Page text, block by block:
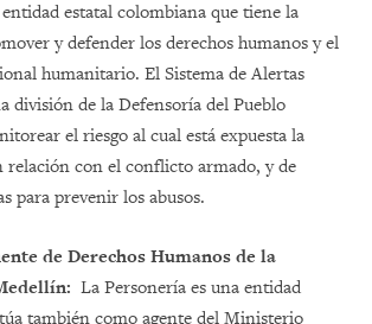
estatal colombiana que tiene la
y defender los derechos humanos y el
humanitario. El Sistema de Alertas
división de la Defensoría del Pueblo
el riesgo al cual está expuesta la
relación con el conflicto armado, y de
para prevenir los abusos.
de Derechos Humanos de la
La Personería es una entidad
también como agente del Ministerio